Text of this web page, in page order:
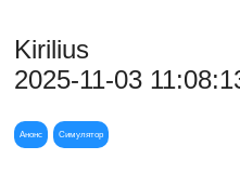
Kirilius
2025-11-03
Анонс Симулятор